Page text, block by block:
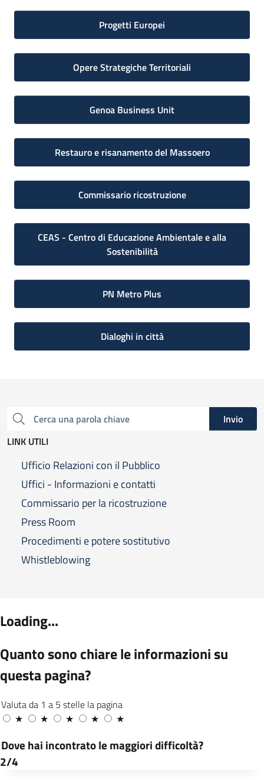
Progetti Europei
Opere Strategiche Territoriali
Genoa Business Unit
Restauro e risanamento del Massoero
Commissario ricostruzione
CEAS - Centro di Educazione Ambientale e alla
Sostenibilità
PN Metro Plus
Dialoghi in città
Cerca una parola chiave
Invio
LINK UTILI
Ufficio Relazioni con il Pubblico
Uffici - Informazioni e contatti
Commissario per la ricostruzione
Press Room
Procedimenti e potere sostitutivo
Whistleblowing